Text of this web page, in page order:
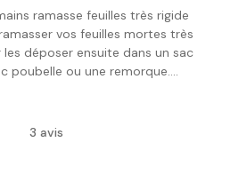
Acheter
ramasse feuilles très rigide
vos feuilles mortes très
déposer ensuite dans un sac
poubelle ou une remorque....
3 avis